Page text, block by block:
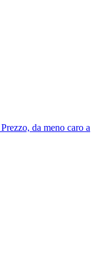
Prezzo, da meno caro a